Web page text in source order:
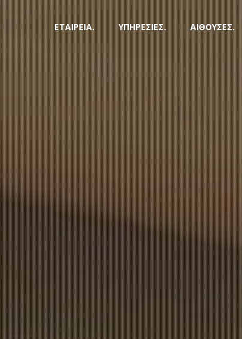
ΕΤΑΙΡΕΙΑ. ΥΠΗΡΕΣΙΕΣ. ΑΙΘΟΥΣΕΣ.